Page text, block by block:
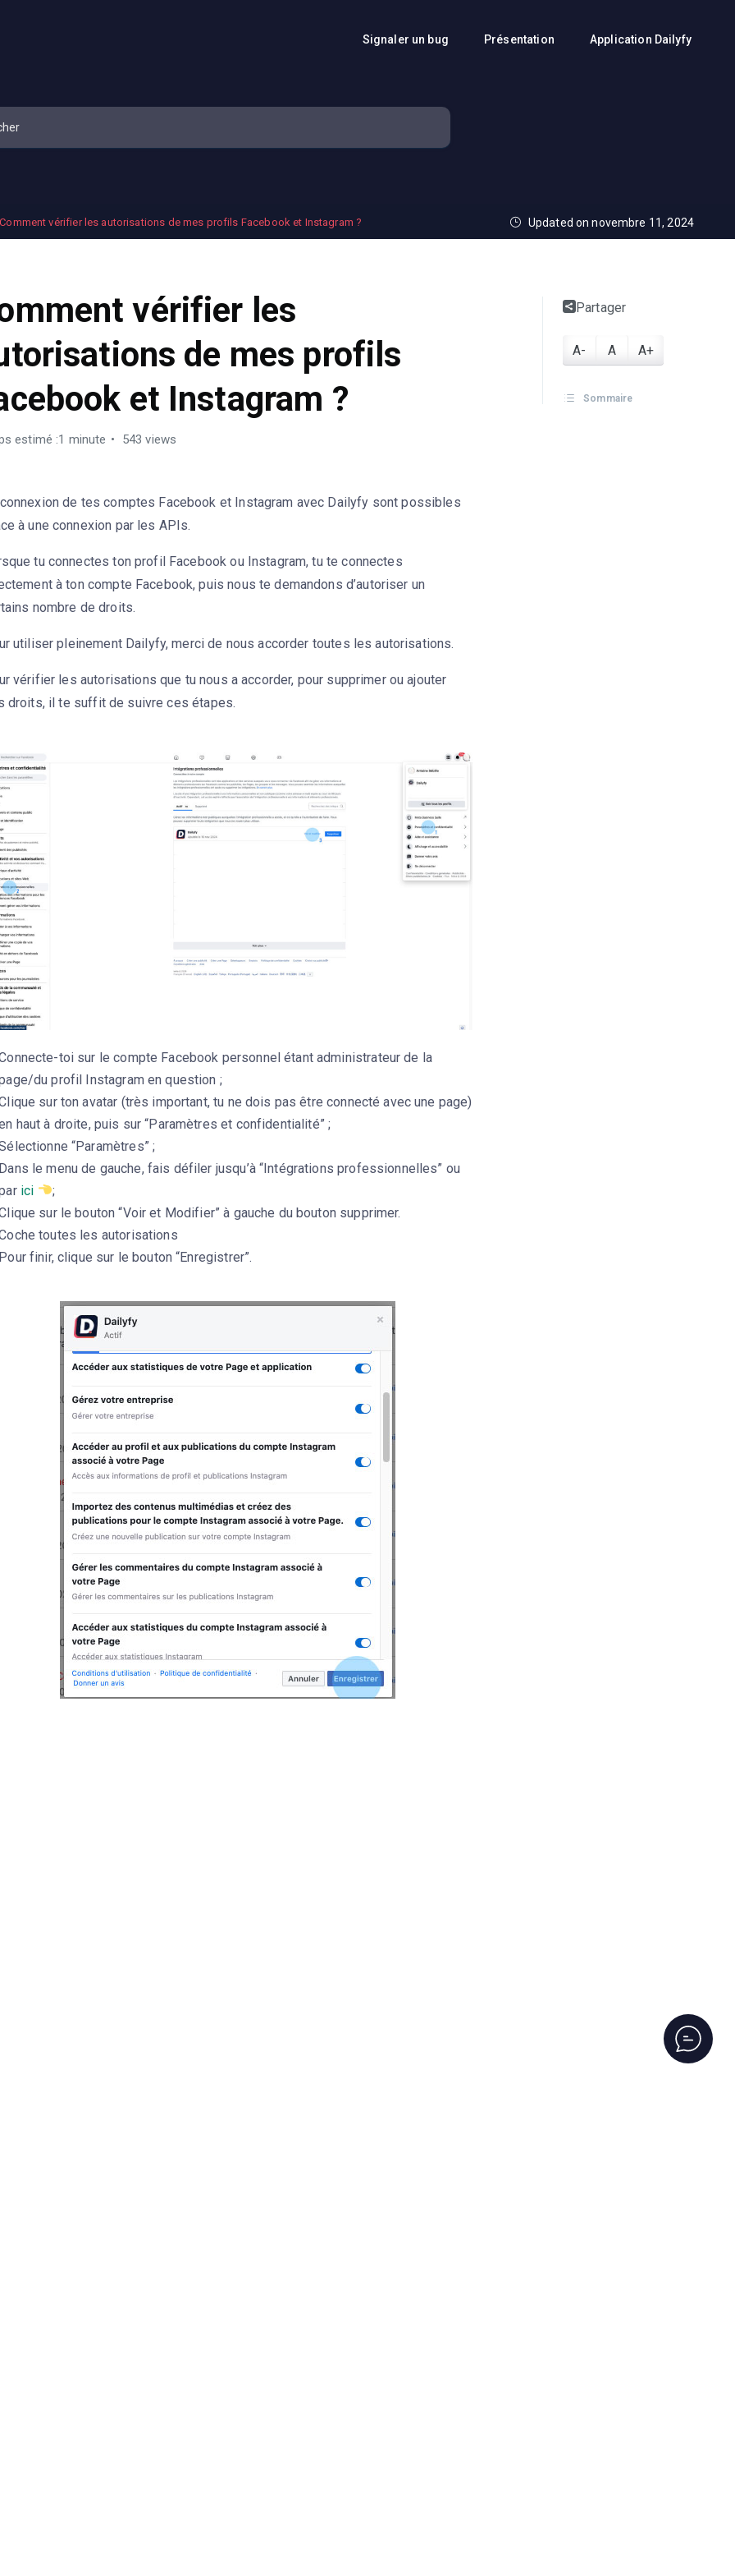
Signaler un bug Présentation Application Dailyfy
Comment vérifier les autorisations de mes profils Facebook et Instagram ? Updated on novembre 11, 2024
vérifier les
de mes profils
et Instagram ?
estimé :1 minute 543 views
de tes comptes Facebook et Instagram avec Dailyfy sont possibles
à une connexion par les APIs.
tu connectes ton profil Facebook ou Instagram, tu te connectes
à ton compte Facebook, puis nous te demandons d’autoriser un
nombre de droits.
utiliser pleinement Dailyfy, merci de nous accorder toutes les autorisations.
vérifier les autorisations que tu nous a accorder, pour supprimer ou ajouter
droits, il te suffit de suivre ces étapes.
toi sur le compte Facebook personnel étant administrateur de la
du profil Instagram en question ;
sur ton avatar (très important, tu ne dois pas être connecté avec une page)
haut à droite, puis sur “Paramètres et confidentialité” ;
“Paramètres” ;
Dans le menu de gauche, fais défiler jusqu’à “Intégrations professionnelles” ou
ici
;
sur le bouton “Voir et Modifier” à gauche du bouton supprimer.
toutes les autorisations
Pour finir, clique sur le bouton “Enregistrer”.
Partager
A- A A+
Sommaire